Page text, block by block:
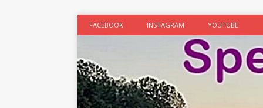
FACEBOOK INSTAGRAM YOUTUBE